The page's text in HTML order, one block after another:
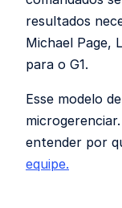
resultados
Michael Page,
para o G1.
Esse modelo
entender por
equipe.